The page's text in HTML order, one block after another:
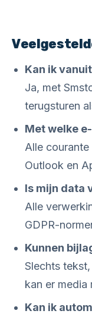
Kan ik
Ja, met
terugsturen
Met welke
Alle courante
Outlook en
Is mijn data
Alle
GDPR-
Kunnen
Slechts
kan er media
Kan ik